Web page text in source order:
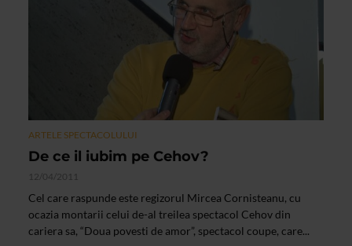
ARTELE SPECTACOLULUI
De ce il iubim pe Cehov?
12/04/2011
Cel care raspunde este regizorul Mircea Cornisteanu, cu
ocazia montarii celui de-al treilea spectacol Cehov din
cariera sa, “Doua povesti de amor”, spectacol coupe, care...